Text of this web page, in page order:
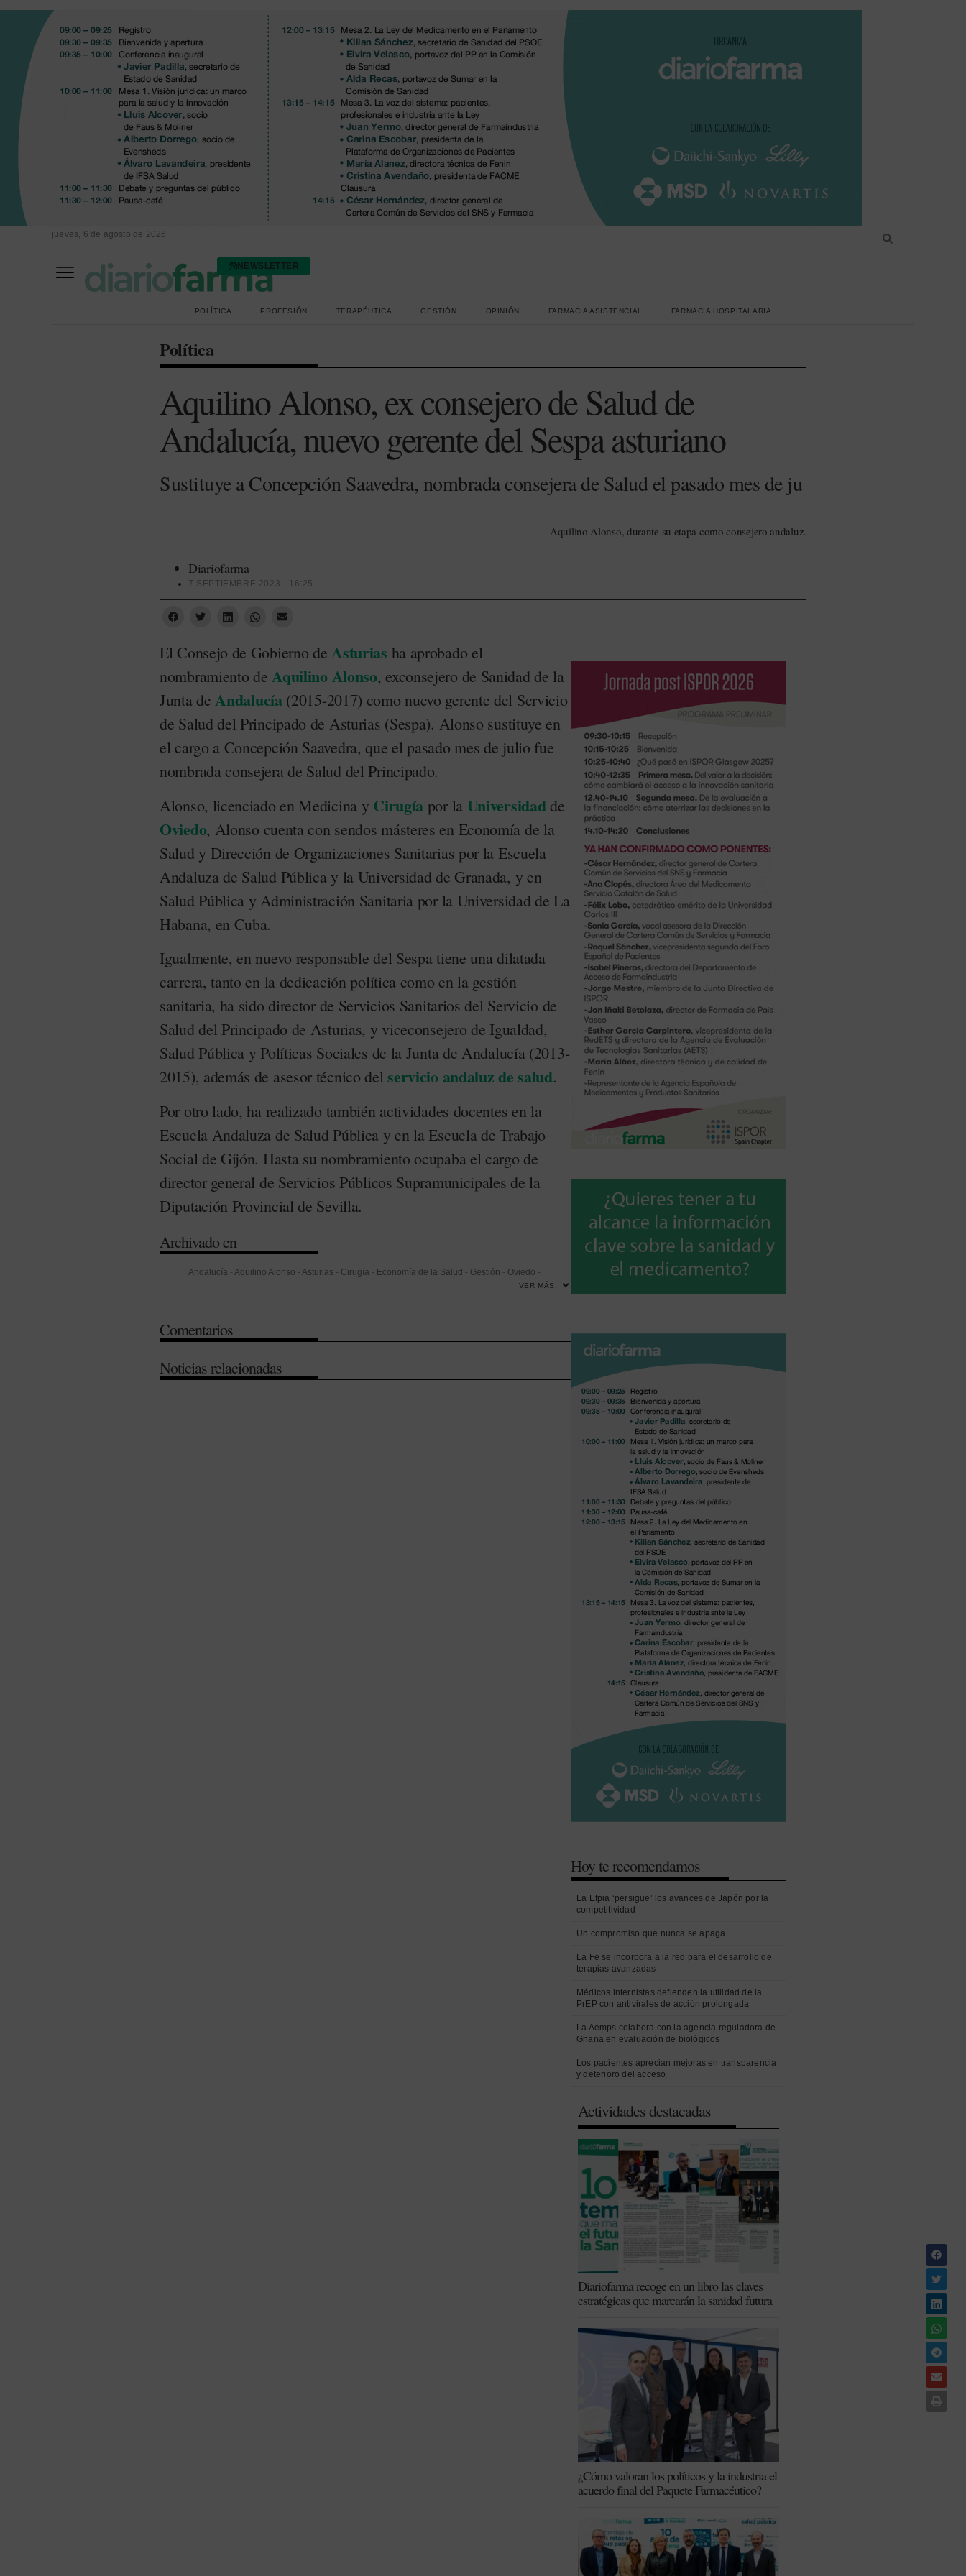
jueves, 6 de agosto de 2026
NEWSLETTER
POLÍTICA PROFESIÓN TERAPÉUTICA GESTIÓN OPINIÓN FARMACIA ASISTENCIAL FARMACIA HOSPITALARIA
Política
Aquilino Alonso, ex consejero de Salud de
Andalucía, nuevo gerente del Sespa asturiano
Sustituye a Concepción Saavedra, nombrada consejera de Salud el pasado mes de ju
Aquilino Alonso, durante su etapa como consejero andaluz.
Diariofarma
7 SEPTIEMBRE 2023 - 16:25
El Consejo de Gobierno deAsturias ha aprobado el
nombramiento deAquilino Alonso, exconsejero de Sanidad de la
Junta deAndalucía(2015-2017) como nuevo gerente del Servicio
de Salud del Principado de Asturias (Sespa). Alonso sustituye en
el cargo a Concepción Saavedra, que el pasado mes de julio fue
nombrada consejera de Salud del Principado.
Alonso, licenciado en Medicina y Cirugía por la Universidadde
Oviedo, Alonso cuenta con sendos másteres en Economía de la
Salud y Dirección de Organizaciones Sanitarias por la Escuela
Andaluza de Salud Pública y la Universidad de Granada, y en
Salud Pública y Administración Sanitaria por la Universidad de La
Habana, en Cuba.
Igualmente, en nuevo responsable del Sespa tiene una dilatada
carrera, tanto en la dedicación política como en la gestión
sanitaria, ha sido director de Servicios Sanitarios del Servicio de
Salud del Principado de Asturias, y viceconsejero de Igualdad,
Salud Pública y Políticas Sociales de la Junta de Andalucía (2013-
2015), además de asesor técnico delservicio andaluz de salud.
Por otro lado, ha realizado también actividades docentes en la
Escuela Andaluza de Salud Pública y en la Escuela de Trabajo
Social de Gijón. Hasta su nombramiento ocupaba el cargo de
director general de Servicios Públicos Supramunicipales de la
Diputación Provincial de Sevilla.
Archivado en
Andalucía - Aquilino Alonso - Asturias - Cirugía - Economía de la Salud - Gestión - Oviedo -
VER MÁS
Comentarios
Noticias relacionadas
Hoy te recomendamos
La Efpia ‘persigue’ los avances de Japón por la
competitividad
Un compromiso que nunca se apaga
La Fe se incorpora a la red para el desarrollo de
terapias avanzadas
Médicos internistas defienden la utilidad de la
PrEP con antivirales de acción prolongada
La Aemps colabora con la agencia reguladora de
Ghana en evaluación de biológicos
Los pacientes aprecian mejoras en transparencia
y deterioro del acceso
Actividades destacadas
Diariofarma recoge en un libro las claves
estratégicas que marcarán la sanidad futura
¿Cómo valoran los políticos y la industria el
acuerdo final del Paquete Farmacéutico?